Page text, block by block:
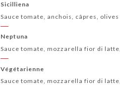
Sicilliena
Sauce tomate, anchois, câpres, olives
Neptuna
Sauce tomate, mozzarella fior di
Végétarienne
Sauce tomate, mozzarella fior di